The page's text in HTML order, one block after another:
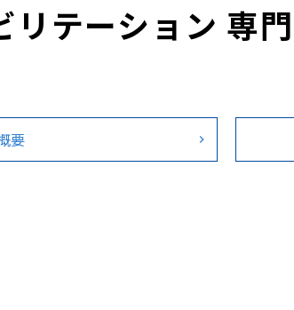
リテーション 専
要